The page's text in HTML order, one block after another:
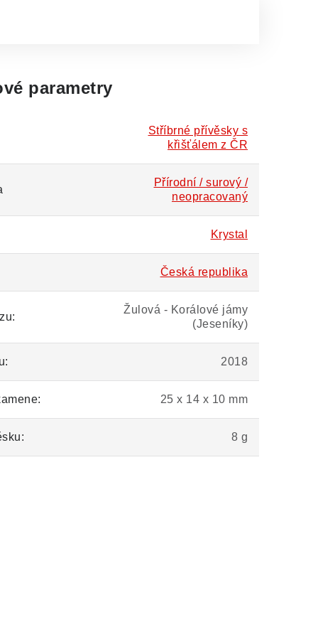
parametry
Stříbrné přívěsky s
křišťálem z ČR
Přírodní / surový /
neopracovaný
Krystal
Česká republika
Žulová - Korálové jámy
(Jeseníky)
2018
25 x 14 x 10 mm
8 g